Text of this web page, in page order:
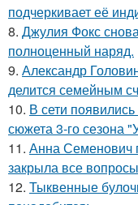
подчеркивает её
8. Джулия Фокс
полноценный наряд.
9. Александр
делится семейным
10. В сети
сюжета 3-го сезона
11. Анна Семенович
закрыла все
12. Тыквенные